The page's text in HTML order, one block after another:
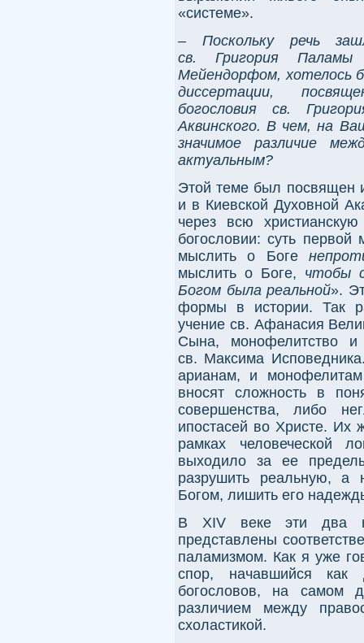
«системе».
– Поскольку речь
св. Григория
Мейендорфом, хотелось
диссертации,
богословия св.
Аквинского. В чем, на
значимое различие
актуальным?
Этой теме был посвящен
и в Киевской Духовной
через всю
богословии: суть
мыслить
о Боге
мыслить о Боге, чтобы
Богом была реальной».
формы в истории. Так
учение св. Афанасия
Сына, монофелитство
св. Максима
арианам, и
вносят сложность в
совершенства, либо
ипостасей во Христе. Их
рамках человеческой
выходило за ее
разрушить реальную, а
Богом, лишить его
В ХIV веке эти два
представлены
паламизмом. Как я уже
спор, начавшийся как
богословов, на самом
различием между
схоластикой.